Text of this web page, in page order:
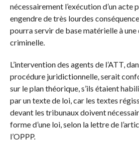
nécessairement l’exécution d’un acte
engendre de très lourdes
pourra servir de base matérielle à
criminelle.
L’intervention des agents de l’ATT,
procédure juridictionnelle, serait
sur le plan théorique, s’ils étaient
par un texte de loi, car les textes
devant les tribunaux doivent
forme d’une loi, selon la lettre de
l’OPPP.